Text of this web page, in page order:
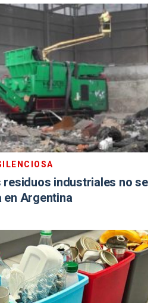
residuos industriales no se
Argentina